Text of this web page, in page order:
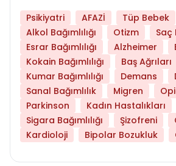
Psikiyatri AFAZİ
Tüp Bebek
Alkol Bağımlılığı
Otizm
Saç
Esrar Bağımlılığı
Alzheimer
Kokain Bağımlılığı
Baş Ağrıları
Kumar Bağımlılığı
Demans
Sanal Bağımlılık
Migren
Parkinson
Kadın Hastalıkları
Sigara Bağımlılığı
Şizofreni
Kardioloji
Bipolar Bozukluk